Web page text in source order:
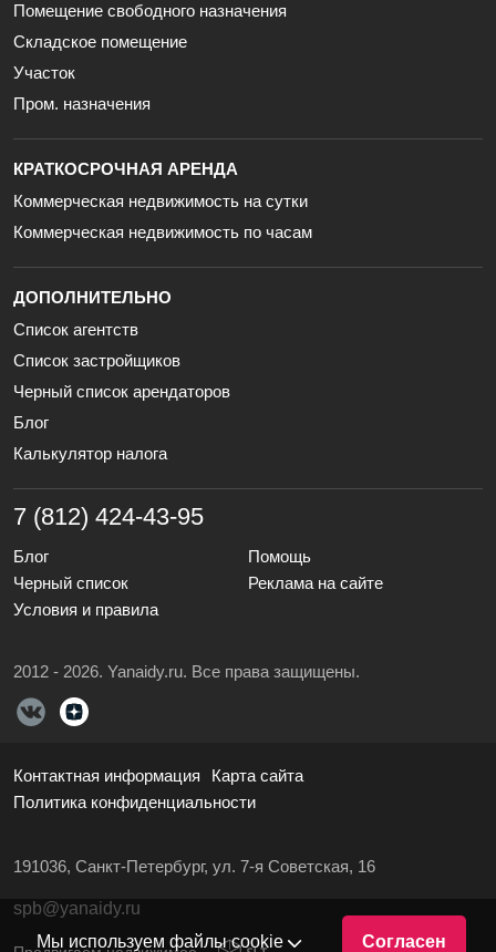
Мы используем файлы cookie Согласен
Помещение свободного назначения
Складское помещение
Участок
Пром. назначения
КРАТКОСРОЧНАЯ АРЕНДА
Коммерческая недвижимость на сутки
Коммерческая недвижимость по часам
ДОПОЛНИТЕЛЬНО
Список агентств
Список застройщиков
Черный список арендаторов
Блог
Калькулятор налога
7 (812) 424-43-95
Блог
Помощь
Черный список
Реклама на сайте
Условия и правила
2012 - 2026. Yanaidy.ru. Все права защищены.
Контактная информация
Карта сайта
Политика конфиденциальности
191036, Санкт-Петербург, ул. 7-я Советская, 16
spb@yanaidy.ru